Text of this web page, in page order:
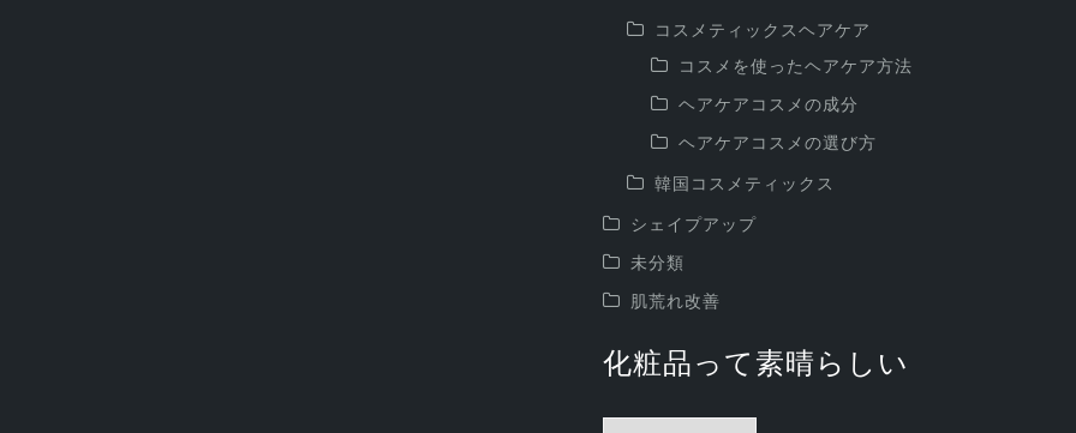
コスメティックスヘアケア
コスメを使ったヘアケア方法
ヘアケアコスメの成分
ヘアケアコスメの選び方
韓国コスメティックス
シェイプアップ
未分類
肌荒れ改善
化粧品って素晴らしい